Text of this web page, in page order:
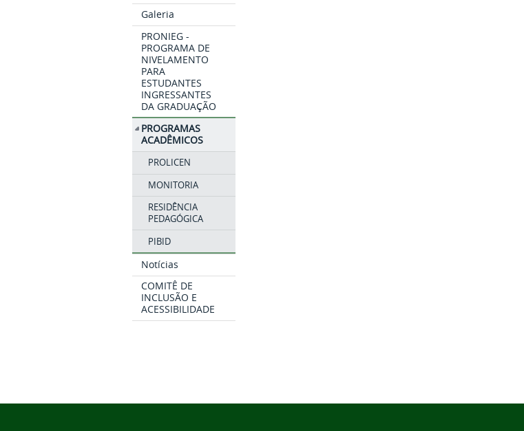
Galeria
PRONIEG -
PROGRAMA DE
NIVELAMENTO
PARA
ESTUDANTES
INGRESSANTES
DA GRADUAÇÃO
PROGRAMAS
ACADÊMICOS
PROLICEN
MONITORIA
RESIDÊNCIA
PEDAGÓGICA
PIBID
Notícias
COMITÊ DE
INCLUSÃO E
ACESSIBILIDADE